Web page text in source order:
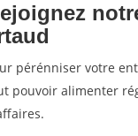
pérénniser votre
pouvoir alimenter